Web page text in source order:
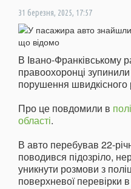
31 березня, 2025, 17:57
В Івано-Франківському
правоохоронці
порушення
Про це повдомили в
області.
В авто перебував 22-
поводився підозріло,
уникнути розмови з
поверхневої перевірки